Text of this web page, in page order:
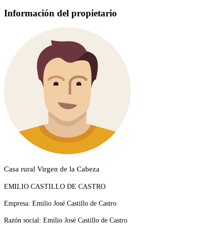
Información del propietario
Casa rural Virgen de la Cabeza
EMILIO CASTILLO DE CASTRO
Empresa: Emilio José Castillo de Castro
Razón social: Emilio José Castillo de Castro